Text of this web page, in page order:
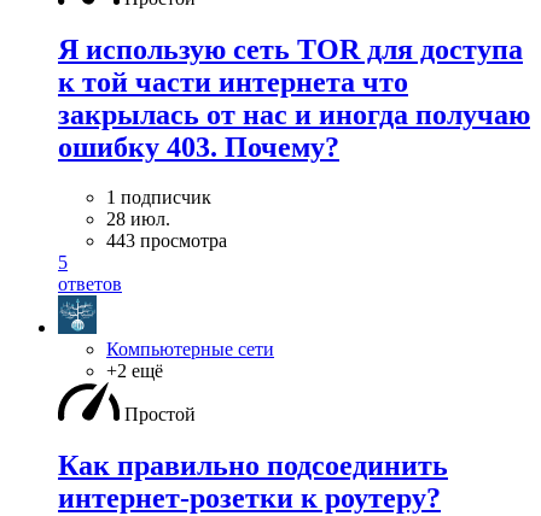
Я использую сеть TOR для доступа
к той части интернета что
закрылась от нас и иногда получаю
ошибку 403. Почему?
1 подписчик
28 июл.
443 просмотра
5
ответов
Компьютерные сети
+2 ещё
Простой
Как правильно подсоединить
интернет-розетки к роутеру?